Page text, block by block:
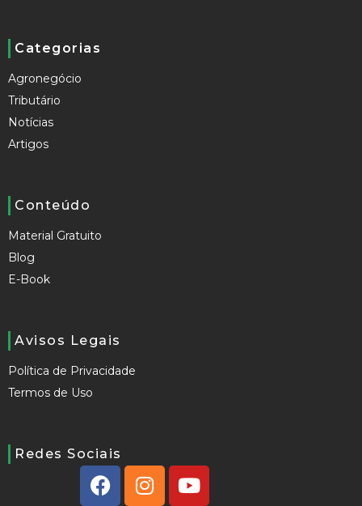
Categorias
Agronegócio
Tributário
Notícias
Artigos
Conteúdo
Material Gratuito
Blog
E-Book
Avisos Legais
Política de Privacidade
Termos de Uso
Redes Sociais
F
I
Y